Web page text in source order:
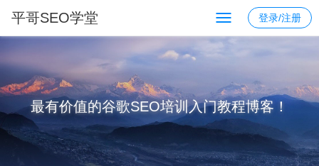
平哥SEO学堂 登录/注册
最有价值的谷歌SEO培训入门教程博客！